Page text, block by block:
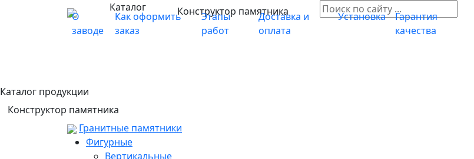
О
заводе
Как оформить
заказ
Этапы
работ
Доставка и
оплата
Установка
Гарантия
качества
Каталог Конструктор памятника
Каталог продукции
Конструктор памятника
Гранитные памятники
Фигурные
Вертикальные